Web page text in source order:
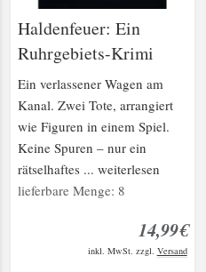
Haldenfeuer: Ein
Ruhrgebiets-Krimi
Ein verlassener Wagen am
Kanal. Zwei Tote, arrangiert
wie Figuren in einem Spiel.
Keine Spuren – nur ein
rätselhaftes ... weiterlesen
lieferbare Menge: 8
14,99€
inkl. MwSt. zzgl. Versand